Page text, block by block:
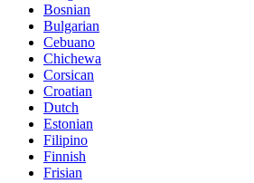
Bosnian
Bulgarian
Cebuano
Chichewa
Corsican
Croatian
Dutch
Estonian
Filipino
Finnish
Frisian